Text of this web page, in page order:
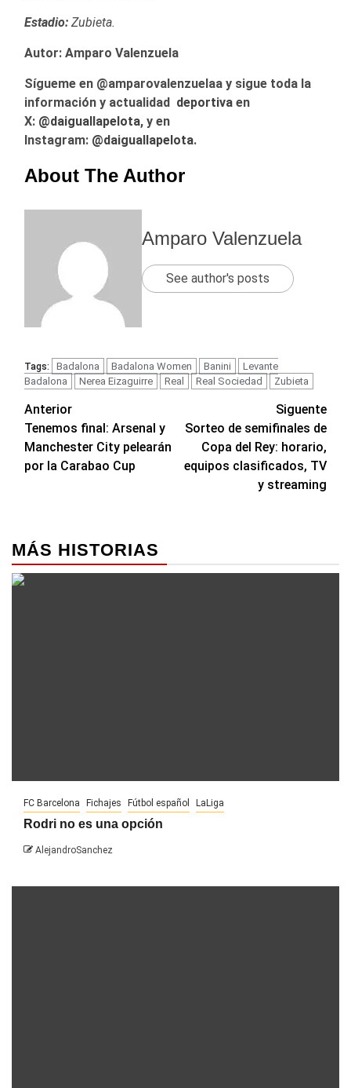
Estadio: Zubieta.
Autor: Amparo Valenzuela
Sígueme en @amparovalenzuelaa y sigue toda la
información y actualidad deportiva en
X: @daiguallapelota, y en
Instagram: @daiguallapelota.
About The Author
Amparo Valenzuela
See author's posts
Tags: Badalona Badalona Women Banini
Levante
Badalona
Nerea Eizaguirre Real Real Sociedad Zubieta
Navegación
de
entradas
Anterior
Tenemos final: Arsenal y
Manchester City pelearán
por la Carabao Cup
Siguente
Sorteo de semifinales de
Copa del Rey: horario,
equipos clasificados, TV
y streaming
MÁS HISTORIAS
FC Barcelona Fichajes Fútbol español LaLiga
Rodri no es una opción
AlejandroSanchez